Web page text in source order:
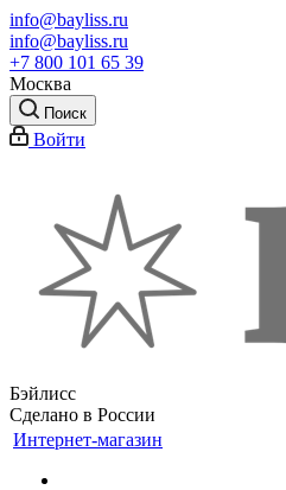
info@bayliss.ru
info@bayliss.ru
+7 800 101 65 39
Москва
Поиск
Войти
Бэйлисс
Сделано в России
Интернет-магазин